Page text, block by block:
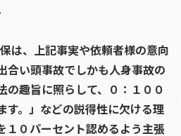
は、上記事実や依頼者様の意向
合い頭事故でしかも人身事故の
の趣旨に照らして、０：１００
す。」などの説得性に欠ける理
１０パーセント認めるよう主張